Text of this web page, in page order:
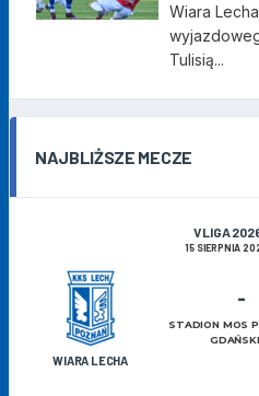
Wiara
Tulisią...
NAJBLIŻSZE MECZE
V LIGA
15 SIERPNIA
WIARA LECHA
-
STADION MOS